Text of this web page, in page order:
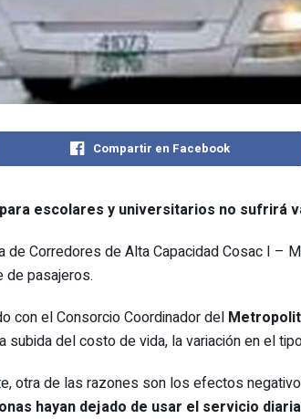
Compartir en Facebook
escolares y universitarios no sufrirá
de Corredores de Alta Capacidad Cosac I –
de pasajeros.
con el Consorcio Coordinador del
subida del costo de vida, la variación en el
otra de las razones son los efectos
hayan dejado de usar el servicio